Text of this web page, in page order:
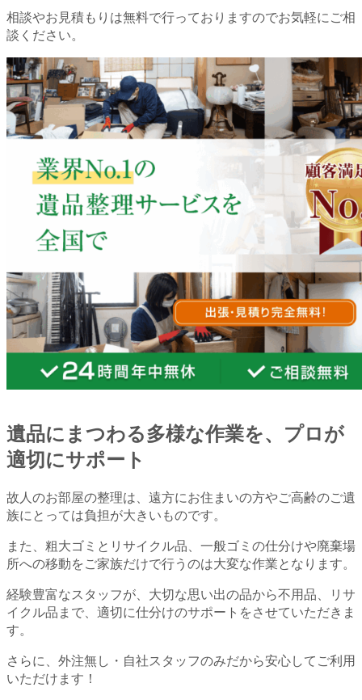
相談やお見積もりは無料で行っておりますのでお気軽にご相
談ください。
遺品にまつわる多様な作業を、プロが
適切にサポート
故人のお部屋の整理は、遠方にお住まいの方やご高齢のご遺
族にとっては負担が大きいものです。
また、粗大ゴミとリサイクル品、一般ゴミの仕分けや廃棄場
所への移動をご家族だけで行うのは大変な作業となります。
経験豊富なスタッフが、大切な思い出の品から不用品、リサ
イクル品まで、適切に仕分けのサポートをさせていただきま
す。
さらに、外注無し・自社スタッフのみだから安心してご利用
いただけます！